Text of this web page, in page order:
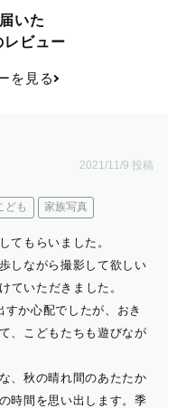
いた
レビュー
を見る
2021/11/9 投稿
ども 家族写真
てもらいました。
しながら撮影して欲しい
ていただきました。
か心配でしたが、おき
、こどもたちも遊びなが
、秋の晴れ間のあたたか
時間を思い出します。季